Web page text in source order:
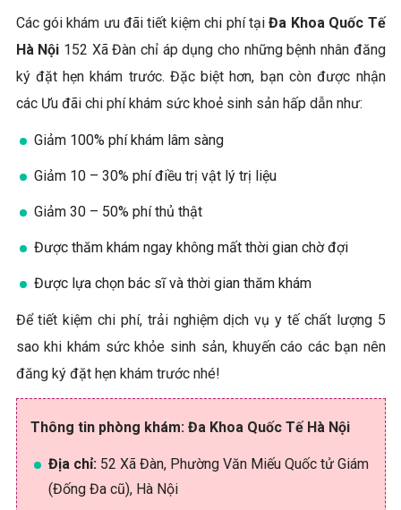
Các gói khám ưu đãi tiết kiệm chi phí tạiĐa Khoa Quốc Tế
Hà Nội 152 Xã Đàn chỉ áp dụng cho những bệnh nhân đăng
ký đặt hẹn khám trước. Đặc biệt hơn, bạn còn được nhận
các Ưu đãi chi phí khám sức khoẻ sinh sản hấp dẫn như:
Giảm 100% phí khám lâm sàng
Giảm 10 – 30% phí điều trị vật lý trị liệu
Giảm 30 – 50% phí thủ thật
Được thăm khám ngay không mất thời gian chờ đợi
Được lựa chọn bác sĩ và thời gian thăm khám
Để tiết kiệm chi phí, trải nghiệm dịch vụ y tế chất lượng 5
sao khi khám sức khỏe sinh sản, khuyến cáo các bạn nên
đăng ký đặt hẹn khám trước nhé!
Thông tin phòng khám: Đa Khoa Quốc Tế Hà Nội
Địa chỉ:52 Xã Đàn, Phường Văn Miếu Quốc tử Giám
(Đống Đa cũ), Hà Nội